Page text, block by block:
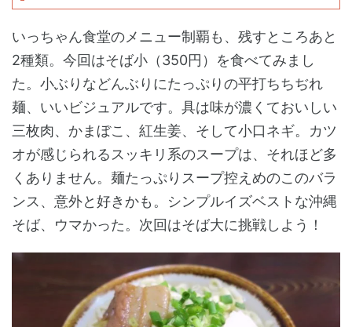
いっちゃん食堂のメニュー制覇も、残すところあと
2種類。今回はそば小（350円）を食べてみまし
た。小ぶりなどんぶりにたっぷりの平打ちちぢれ
麺、いいビジュアルです。具は味が濃くておいしい
三枚肉、かまぼこ、紅生姜、そして小口ネギ。カツ
オが感じられるスッキリ系のスープは、それほど多
くありません。麺たっぷりスープ控えめのこのバラ
ンス、意外と好きかも。シンプルイズベストな沖縄
そば、ウマかった。次回はそば大に挑戦しよう！